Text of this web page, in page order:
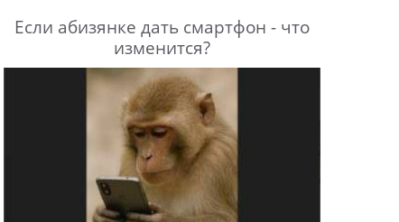
Если абизянке дать смартфон - что
изменится?